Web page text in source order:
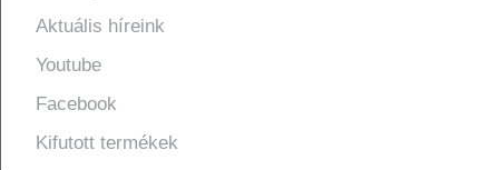
Aktuális híreink
Youtube
Facebook
Kifutott termékek